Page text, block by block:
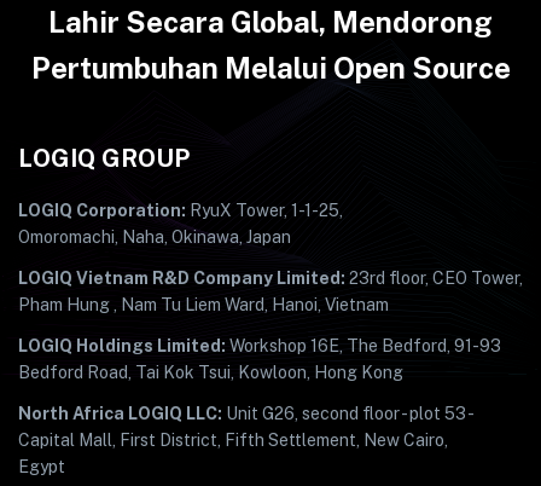
Lahir Secara Global, Mendorong
Pertumbuhan Melalui Open Source
LOGIQ GROUP
LOGIQ Corporation: RyuX Tower, 1-1-25,
Omoromachi, Naha, Okinawa, Japan
LOGIQ Vietnam R&D Company Limited: 23rd floor, CEO Tower,
Pham Hung , Nam Tu Liem Ward, Hanoi, Vietnam
LOGIQ Holdings Limited: Workshop 16E, The Bedford, 91-93
Bedford Road, Tai Kok Tsui, Kowloon, Hong Kong
North Africa LOGIQ LLC: Unit G26, second floor - plot 53 -
Capital Mall, First District, Fifth Settlement, New Cairo,
Egypt